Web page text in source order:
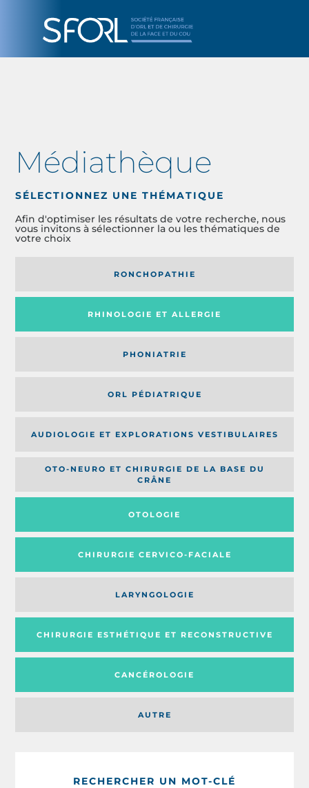
Médiathèque
SÉLECTIONNEZ UNE THÉMATIQUE
Afin d'optimiser les résultats de votre recherche, nous
vous invitons à sélectionner la ou les thématiques de
votre choix
RONCHOPATHIE
RHINOLOGIE ET ALLERGIE
PHONIATRIE
ORL PÉDIATRIQUE
AUDIOLOGIE ET EXPLORATIONS VESTIBULAIRES
OTO-NEURO ET CHIRURGIE DE LA BASE DU
CRÂNE
OTOLOGIE
CHIRURGIE CERVICO-FACIALE
AUTRE
LARYNGOLOGIE
CHIRURGIE ESTHÉTIQUE ET RECONSTRUCTIVE
CANCÉROLOGIE
RECHERCHER UN MOT-CLÉ